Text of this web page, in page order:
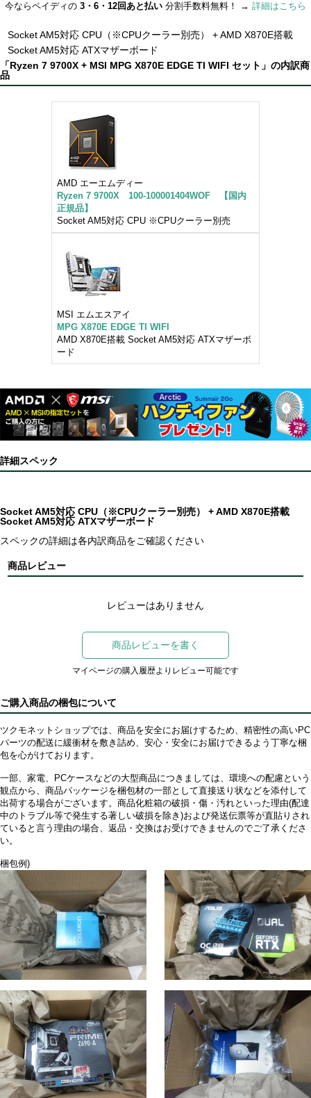
今ならペイディの 3・6・12回あと払い 分割手数料無料！ → 詳細はこちら
Socket AM5対応 CPU（※CPUクーラー別売） + AMD X870E搭載
Socket AM5対応 ATXマザーボード
「Ryzen 7 9700X + MSI MPG X870E EDGE TI WIFI セット」の内訳商
品
AMD エーエムディー
Ryzen 7 9700X 100-100001404WOF 【国内
正規品】
Socket AM5対応 CPU ※CPUクーラー別売
MSI エムエスアイ
MPG X870E EDGE TI WIFI
AMD X870E搭載 Socket AM5対応 ATXマザーボ
ード
詳細スペック
Socket AM5対応 CPU（※CPUクーラー別売） + AMD X870E搭載
Socket AM5対応 ATXマザーボード
スペックの詳細は各内訳商品をご確認ください
商品レビュー
レビューはありません
商品レビューを書く
マイページの購入履歴よりレビュー可能です
ご購入商品の梱包について
ツクモネットショップでは、商品を安全にお届けするため、精密性の高いPC
パーツの配送に緩衝材を敷き詰め、安心・安全にお届けできるよう丁寧な梱
包を心がけております。
一部、家電、PCケースなどの大型商品につきましては、環境への配慮という
観点から、商品パッケージを梱包材の一部として直接送り状などを添付して
出荷する場合がございます。商品化粧箱の破損・傷・汚れといった理由(配達
中のトラブル等で発生する著しい破損を除き)および発送伝票等が直貼りされ
ていると言う理由の場合、返品・交換はお受けできませんのでご了承くださ
い。
梱包例)